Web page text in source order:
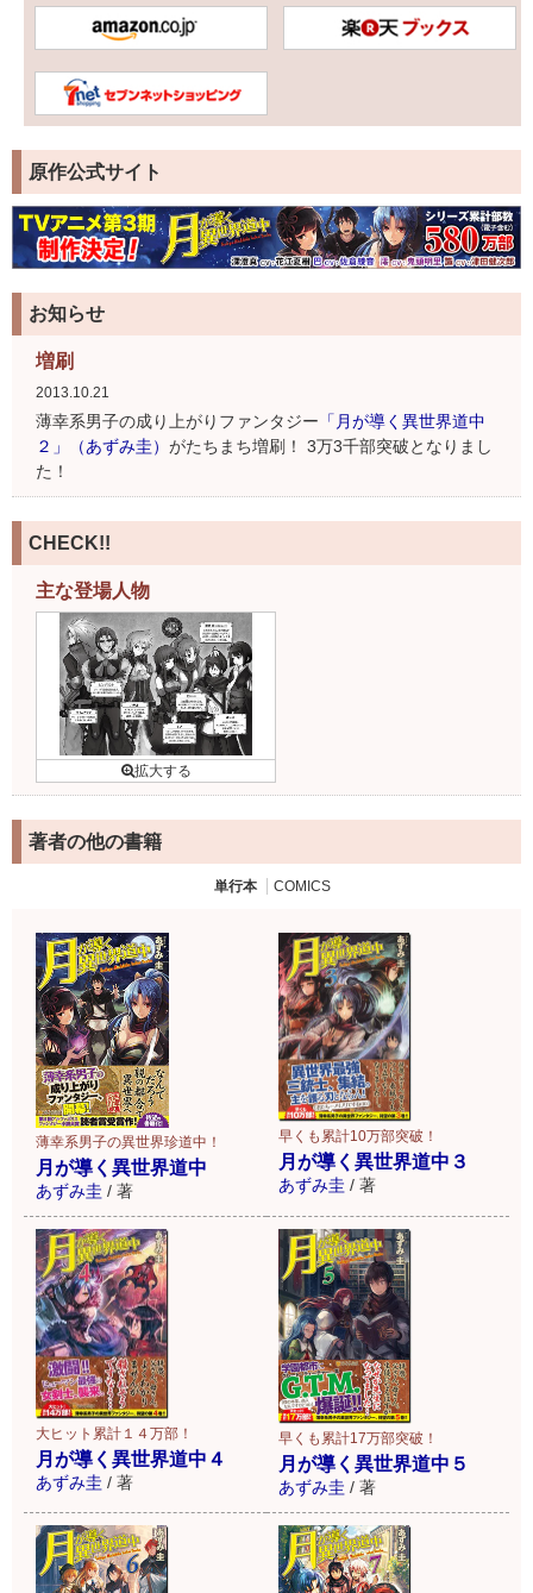
原作公式サイト
お知らせ
増刷
2013.10.21
薄幸系男子の成り上がりファンタジー 「月が導く異世界道中
２」（あずみ圭） がたちまち増刷！ 3万3千部突破となりまし
た！
CHECK!!
主な登場人物
著者の他の書籍
単行本 COMICS
薄幸系男子の異世界珍道中！
月が導く異世界道中
あずみ圭 / 著
早くも累計10万部突破！
月が導く異世界道中３
あずみ圭 / 著
大ヒット累計１４万部！
月が導く異世界道中４
あずみ圭 / 著
早くも累計17万部突破！
月が導く異世界道中５
あずみ圭 / 著